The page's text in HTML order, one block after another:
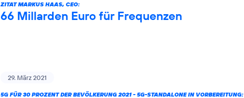
ZITAT MARKUS HAAS, CEO:
66 Millarden Euro für Frequenzen
29. März 2021
5G FÜR 30 PROZENT DER BEVÖLKERUNG 2021 - 5G-STANDALONE IN VORBEREITUNG: